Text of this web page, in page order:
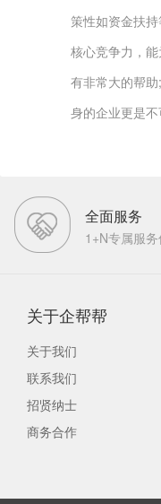
策性如资金扶
核心竞争力，
有非常大的帮
身的企业更是
全面服务
1+N专属服
关于企帮帮
关于我们
联系我们
招贤纳士
商务合作